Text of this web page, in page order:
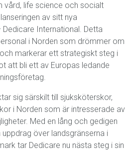
vård, life science och socialt
av sitt nya
International. Detta
i Norden som drömmer om
markerar ett strategiskt steg i
att bli ett av Europas ledande
sig särskilt till sjuksköterskor,
i Norden som är intresserade av
Med en lång och gedigen
över landsgränserna i
tar Dedicare nu nästa steg i sin